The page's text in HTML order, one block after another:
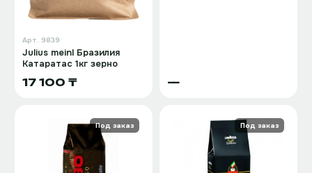
Арт. 9839
Julius meinl Бразилия
Катаратас 1кг зерно
17 100 ₸ —
Под заказ Под заказ